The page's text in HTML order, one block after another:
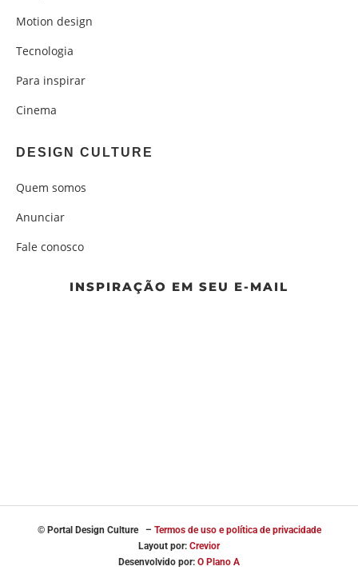
Motion design
Tecnologia
Para inspirar
Cinema
DESIGN CULTURE
Quem somos
Anunciar
Fale conosco
INSPIRAÇÃO EM SEU E-MAIL
© Portal Design Culture – Termos de uso e política de privacidade
Layout por: Crevior
Desenvolvido por: O Plano A